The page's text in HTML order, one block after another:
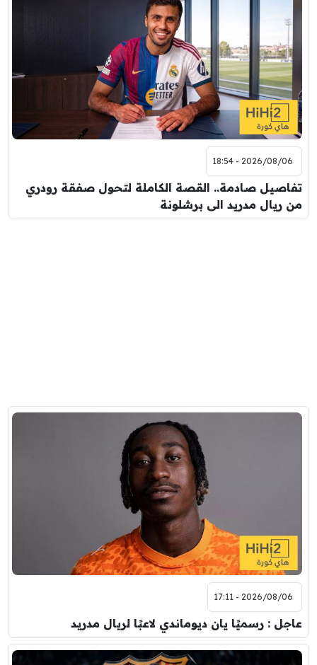
2026/08/06 - 18:54
تفاصيل صادمة.. القصة الكاملة لتحول صفقة رودري
من ريال مدريد الى برشلونة
2026/08/06 - 17:11
عاجل : رسميًا يان ديوماندي لاعبًا لريال مدريد